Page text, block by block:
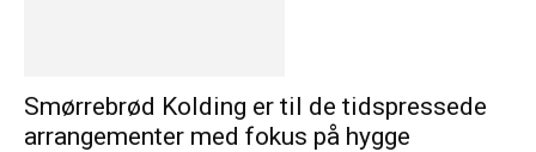
Smørrebrød Kolding er til de tidspressede
arrangementer med fokus på hygge